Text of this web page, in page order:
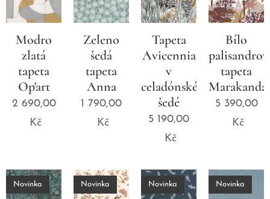
Modro
zlatá
tapeta
Op'art
2 690,00
Kč
Zeleno
šedá
tapeta
Anna
1 790,00
Kč
Tapeta
Avicennia
v
celadónské
šedé
5 190,00
Kč
Bílo
tapeta
Marakanda
5 390,00
Kč
Novinka Novinka Novinka Novinka